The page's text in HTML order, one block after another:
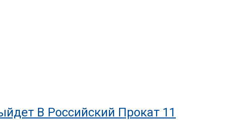
В Российский Прокат 11